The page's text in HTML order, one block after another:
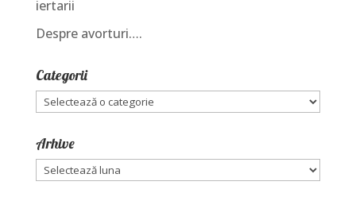
iertarii
Despre avorturi….
Categorii
Categorii
Arhive
Arhive